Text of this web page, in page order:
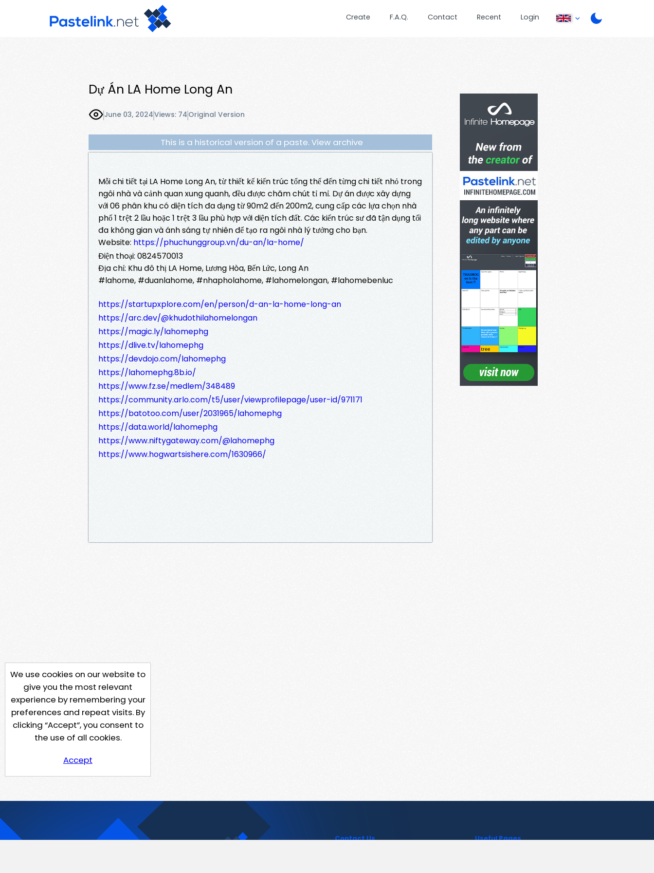
Create F.A.Q. Contact Recent Login
Dự Án LA Home Long An
June 03, 2024Views: 74 Original Version
This is a historical version of a paste. View archive
Mỗi chi tiết tại LA Home Long An, từ thiết kế kiến trúc tổng thể đến từng chi tiết nhỏ trong
ngôi nhà và cảnh quan xung quanh, đều được chăm chút tỉ mỉ. Dự án được xây dựng
với 06 phân khu có diện tích đa dạng từ 90m2 đến 200m2, cung cấp các lựa chọn nhà
phố 1 trệt 2 lầu hoặc 1 trệt 3 lầu phù hợp với diện tích đất. Các kiến trúc sư đã tận dụng tối
đa không gian và ánh sáng tự nhiên để tạo ra ngôi nhà lý tưởng cho bạn.
Website: https://phuchunggroup.vn/du-an/la-home/
Điện thoại: 0824570013
Địa chỉ: Khu đô thị LA Home, Lương Hòa, Bến Lức, Long An
#lahome, #duanlahome, #nhapholahome, #lahomelongan, #lahomebenluc
https://startupxplore.com/en/person/d-an-la-home-long-an
https://arc.dev/@khudothilahomelongan
https://magic.ly/lahomephg
https://dlive.tv/lahomephg
https://devdojo.com/lahomephg
https://lahomephg.8b.io/
https://www.fz.se/medlem/348489
https://community.arlo.com/t5/user/viewprofilepage/user-id/971171
https://batotoo.com/user/2031965/lahomephg
https://data.world/lahomephg
https://www.niftygateway.com/@lahomephg
https://www.hogwartsishere.com/1630966/
We use cookies on our website to
give you the most relevant
experience by remembering your
preferences and repeat visits. By
clicking “Accept”, you consent to
the use of all cookies.
Accept
Contact Us Useful Pages